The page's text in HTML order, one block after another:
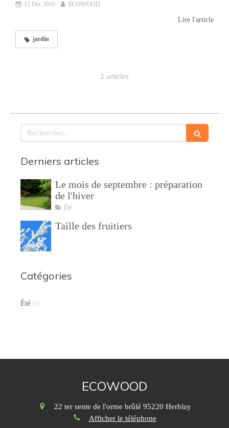
15 Déc 2016 ECOWOOD
Lire l'article
jardin
2 articles
Rechercher
Derniers articles
Le mois de septembre : préparation
de l'hiver
Été
Taille des fruitiers
Catégories
Été (1)
ECOWOOD
22 ter sente de l'orme brûlé 95220 Herblay
Afficher le téléphone